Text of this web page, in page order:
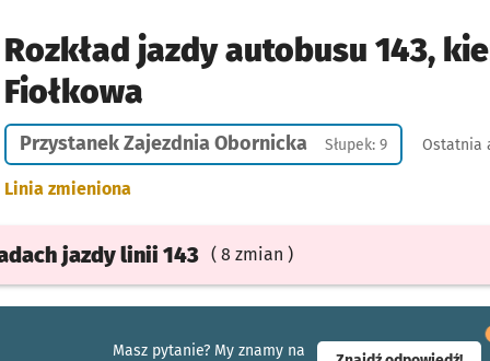
Rozkład jazdy autobusu 143,
Fiołkowa
Przystanek Zajezdnia Obornicka Słupek: 9 Ostatnia
Linia zmieniona
jazdylinii 143 ( 8 zmian )
Masz pytanie? My znamy na